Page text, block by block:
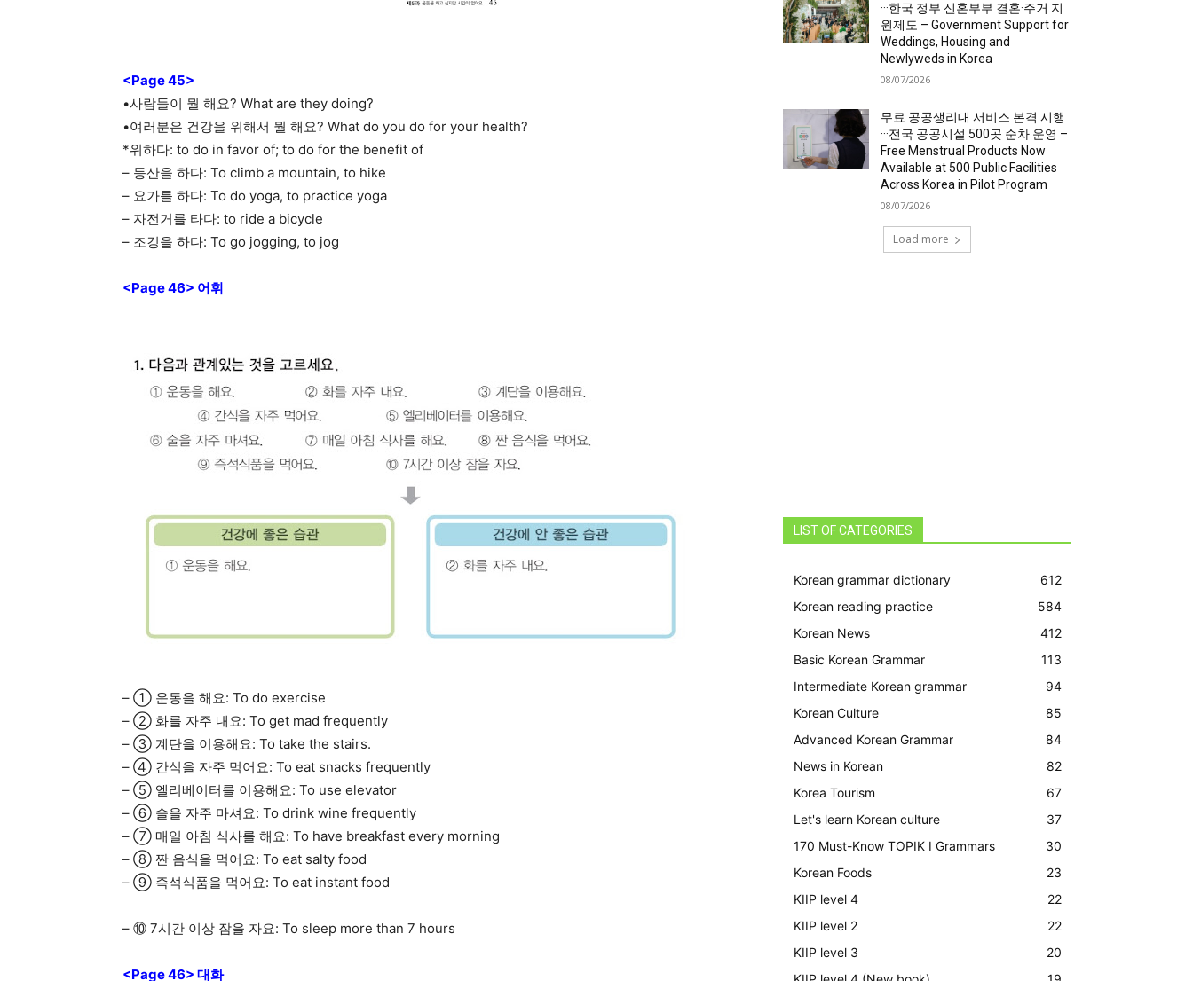
<Page 45>
•사람들이 뭘 해요? What are they doing?
•여러분은 건강을 위해서 뭘 해요? What do you do for your health?
*위하다: to do in favor of; to do for the benefit of
– 등산을 하다: To climb a mountain, to hike
– 요가를 하다: To do yoga, to practice yoga
– 자전거를 타다: to ride a bicycle
– 조깅을 하다: To go jogging, to jog
<Page 46> 어휘
– ① 운동을 해요: To do exercise
– ② 화를 자주 내요: To get mad frequently
– ③ 계단을 이용해요: To take the stairs.
– ④ 간식을 자주 먹어요: To eat snacks frequently
– ⑤ 엘리베이터를 이용해요: To use elevator
– ⑥ 술을 자주 마셔요: To drink wine frequently
– ⑦ 매일 아침 식사를 해요: To have breakfast every morning
– ⑧ 짠 음식을 먹어요: To eat salty food
– ⑨ 즉석식품을 먹어요: To eat instant food
– ⑩ 7시간 이상 잠을 자요: To sleep more than 7 hours
<Page 46> 대화
···한국 정부 신혼부부 결혼·주거 지
원제도 – Government Support for
Weddings, Housing and
Newlyweds in Korea
08/07/2026
무료 공공생리대 서비스 본격 시행
···전국 공공시설 500곳 순차 운영 –
Free Menstrual Products Now
Available at 500 Public Facilities
Across Korea in Pilot Program
08/07/2026
Load more
LIST OF CATEGORIES
Korean grammar dictionary
612
Korean reading practice
584
Korean News
412
Basic Korean Grammar
113
Intermediate Korean grammar
94
Korean Culture
85
Advanced Korean Grammar
84
News in Korean
82
Korea Tourism
67
Let's learn Korean culture
37
170 Must-Know TOPIK I Grammars
30
Korean Foods
23
KIIP level 4
22
KIIP level 2
22
KIIP level 3
20